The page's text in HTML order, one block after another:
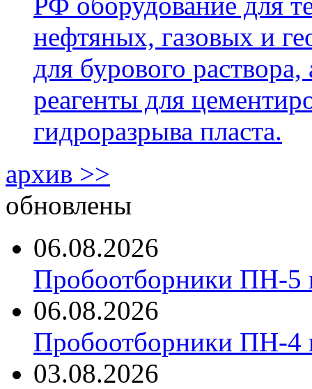
нефтяных, газовых и
для бурового
реагенты для
гидроразрыва пласта.
архив >>
обновлены
06.08.2026
Пробоотборники ПН-
06.08.2026
Пробоотборники ПН-
03.08.2026